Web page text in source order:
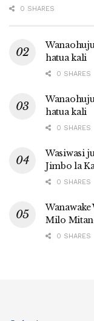
0 SHARES
hatua kali
0 SHARES
hatua kali
0 SHARES
Wasiwasi
Jimbo la
0 SHARES
Milo
0 SHARES